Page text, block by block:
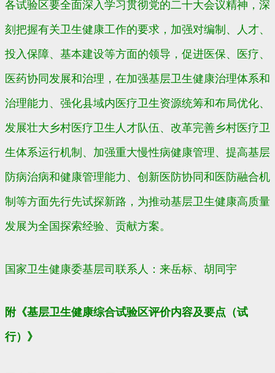
各试验区要全面深入学习贯彻党的二十大会议精神，深
刻把握有关卫生健康工作的要求，加强对编制、人才、
投入保障、基本建设等方面的领导，促进医保、医疗、
医药协同发展和治理，在加强基层卫生健康治理体系和
治理能力、强化县域内医疗卫生资源统筹和布局优化、
发展壮大乡村医疗卫生人才队伍、改革完善乡村医疗卫
生体系运行机制、加强重大慢性病健康管理、提高基层
防病治病和健康管理能力、创新医防协同和医防融合机
制等方面先行先试探新路，为推动基层卫生健康高质量
发展为全国探索经验、贡献方案。
国家卫生健康委基层司联系人：来岳标、胡同宇
附《基层卫生健康综合试验区评价内容及要点（试
行）》